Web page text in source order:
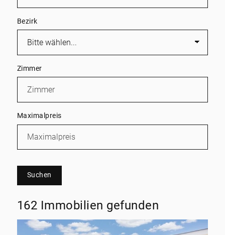
Bezirk
Zimmer
Maximalpreis
Suchen
162 Immobilien gefunden